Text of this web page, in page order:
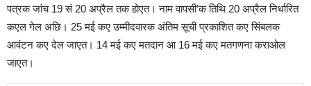
पत्रक जांच 19 सं 20 अप्रैल तक होएत। नाम वापसी’क तिथि 20 अप्रैल निर्धारित
कएल गेल अछि। 25 मई कए उम्मीदवारक अंतिम सूची प्रकाशित कए सिंबलक
आवंटन कए देल जाएत। 14 मई कए मतदान आ 16 मई कए मतगणना कराओल
जाएत।